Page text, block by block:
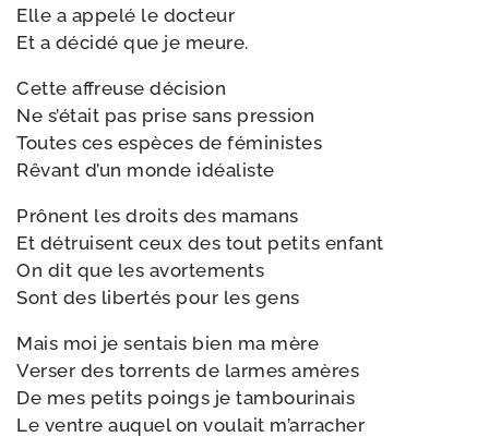
Elle a appe­lé le docteur
Et a déci­dé que je meure.
Cette affreuse décision
Ne s’était pas prise sans pression
Toutes ces espèces de féministes
Rêvant d’un monde idéaliste
Prônent les droits des mamans
Et détruisent ceux des tout petits enfant
On dit que les avortements
Sont des liber­tés pour les gens
Mais moi je sen­tais bien ma mère
Verser des tor­rents de larmes amères
De mes petits poings je tambourinais
Le ventre auquel on vou­lait m’arracher